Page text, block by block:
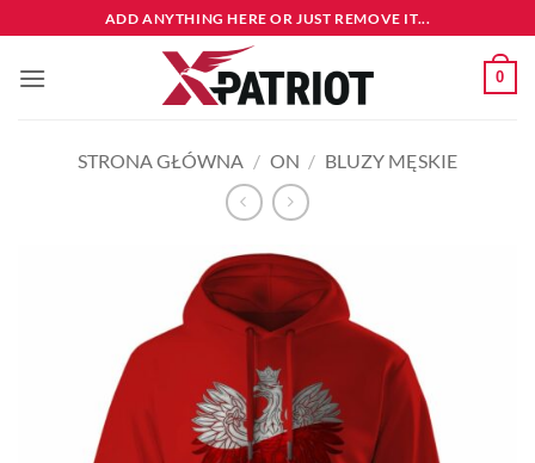
do
zawartości
ADD ANYTHING HERE OR JUST REMOVE IT...
0
STRONA GŁÓWNA / ON / BLUZY MĘSKIE